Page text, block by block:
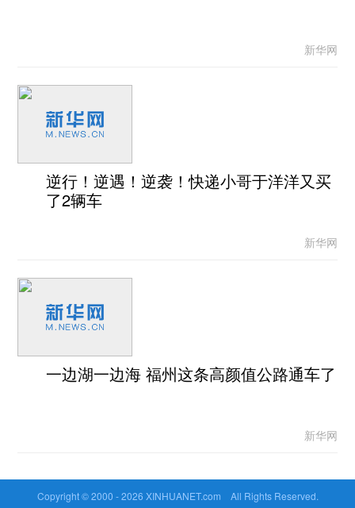
新华网
逆行！逆遇！逆袭！快递小哥于洋洋又买
了2辆车
新华网
一边湖一边海 福州这条高颜值公路通车了
新华网
Copyright © 2000 -2026 XINHUANET.com All Rights Reserved.